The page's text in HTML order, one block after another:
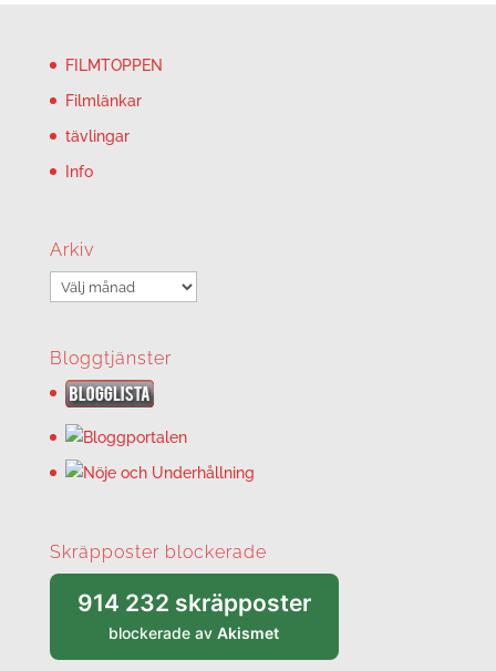
FILMTOPPEN
Filmlänkar
tävlingar
Info
Arkiv
Arkiv
Bloggtjänster
Skräpposter blockerade
914 232 skräpposter
blockerade avAkismet